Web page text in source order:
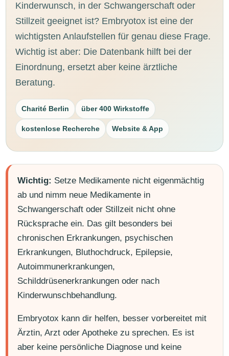
Kinderwunsch, in der Schwangerschaft oder
Stillzeit geeignet ist? Embryotox ist eine der
wichtigsten Anlaufstellen für genau diese Frage.
Wichtig ist aber: Die Datenbank hilft bei der
Einordnung, ersetzt aber keine ärztliche
Beratung.
Charité Berlin über 400 Wirkstoffe
kostenlose Recherche Website & App
Wichtig: Setze Medikamente nicht eigenmächtig
ab und nimm neue Medikamente in
Schwangerschaft oder Stillzeit nicht ohne
Rücksprache ein. Das gilt besonders bei
chronischen Erkrankungen, psychischen
Erkrankungen, Bluthochdruck, Epilepsie,
Autoimmunerkrankungen,
Schilddrüsenerkrankungen oder nach
Kinderwunschbehandlung.
Embryotox kann dir helfen, besser vorbereitet mit
Ärztin, Arzt oder Apotheke zu sprechen. Es ist
aber keine persönliche Diagnose und keine